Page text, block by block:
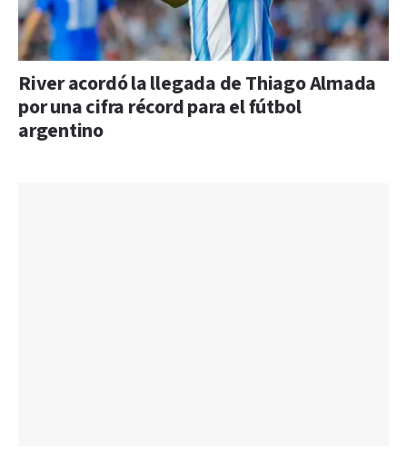
River acordó la llegada de Thiago Almada
por una cifra récord para el fútbol
argentino